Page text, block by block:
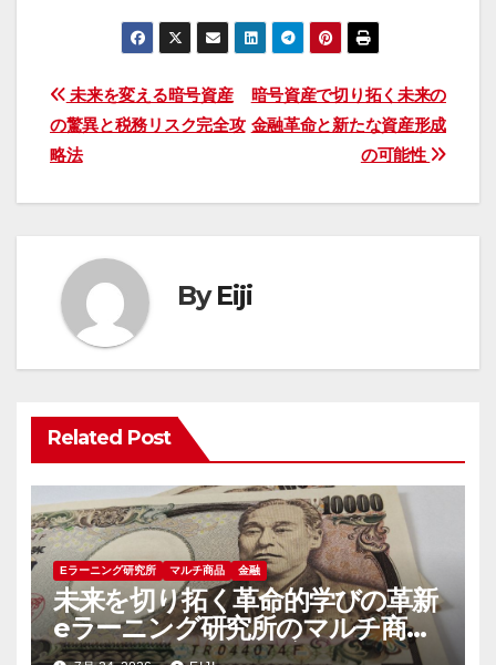
投
稿
ナ
ゲ
ー
シ
ョ
ン
暗号資産で切り拓く未来の
金融革命と新たな資産形成
の可能性
未来を変える暗号資産
の驚異と税務リスク完全攻
略法
ByEiji
Related Post
Eラーニング研究所 マルチ商品 金融
未来を切り拓く革命的学びの革新
eラーニング研究所のマルチ商品
群が示す新時代の教育像